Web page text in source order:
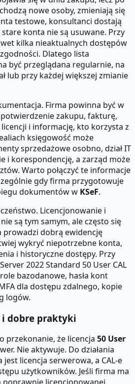
nowe osoby, zmieniają się
testowe, konsultanci dostają
konta nie są usuwane. Przy
kilka nieaktualnych dostępów
Dlatego lista
być przeglądana regularnie, na
lub przy każdej większej zmianie
Firma powinna być w
zakupu, fakturę,
i informację, kto korzysta z
księgowość może
sprzedażowe osobno, dział IT
i korespondencję, a zarząd może
Warto połączyć te informacje
gdy firma przygotowuje
dokumentów w KSeF.
Licencjonowanie i
są tym samym, ale często się
prowadzi dobrą ewidencję
wykryć niepotrzebne konta,
i historyczne dostępy. Przy
2022 Standard 50 User CAL
bazodanowe, hasła kont
dla dostępu zdalnego, kopie
logów.
i dobre praktyki
przekonanie, że licencja 50 User
Nie aktywuje. Do działania
licencja serwerowa, a CAL-e
użytkowników. Jeśli firma ma